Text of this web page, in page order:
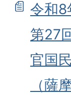
令和8
第27
官国
（薩